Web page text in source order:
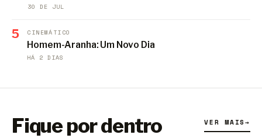
30 DE JUL
5 CINEMÁTICO
Homem-Aranha: Um Novo Dia
HÁ 2 DIAS
Fique por dentro VER MAIS→